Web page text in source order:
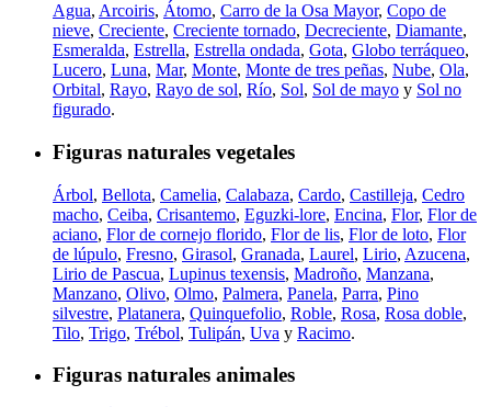
Agua, Arcoiris, Átomo, Carro de la Osa Mayor, Copo de
nieve, Creciente, Creciente tornado, Decreciente, Diamante,
Esmeralda, Estrella, Estrella ondada, Gota, Globo terráqueo,
Lucero, Luna, Mar, Monte, Monte de tres peñas, Nube, Ola,
Orbital, Rayo, Rayo de sol, Río, Sol, Sol de mayo y Sol no
figurado.
Figuras naturales vegetales
Árbol, Bellota, Camelia, Calabaza, Cardo, Castilleja, Cedro
macho, Ceiba, Crisantemo, Eguzki-lore, Encina, Flor, Flor de
aciano, Flor de cornejo florido, Flor de lis, Flor de loto, Flor
de lúpulo, Fresno, Girasol, Granada, Laurel, Lirio, Azucena,
Lirio de Pascua, Lupinus texensis, Madroño, Manzana,
Manzano, Olivo, Olmo, Palmera, Panela, Parra, Pino
silvestre, Platanera, Quinquefolio, Roble, Rosa, Rosa doble,
Tilo, Trigo, Trébol, Tulipán, Uva y Racimo.
Figuras naturales animales